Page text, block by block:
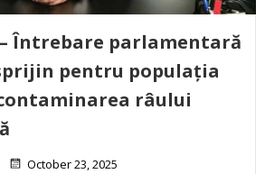
Întrebare parlamentară
pentru populația
râului
October 23, 2025